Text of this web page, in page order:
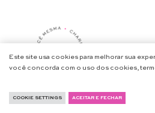
Este site usa cookies para melhorar sua
você concorda com o uso dos cookies,
COOKIE SETTINGS ACEITAR E FECHAR